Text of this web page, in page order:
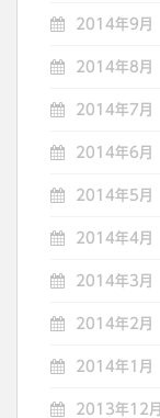
2014年9月
2014年8月
2014年7月
2014年6月
2014年5月
2014年4月
2014年3月
2014年2月
2014年1月
2013年12月